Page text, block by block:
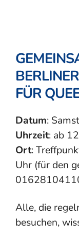
FÜR
Datum:
Uhrzeit: ab
Ort:
Uhr (für den
Alle, die
besuchen,